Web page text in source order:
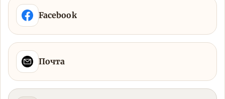
Facebook
Почта